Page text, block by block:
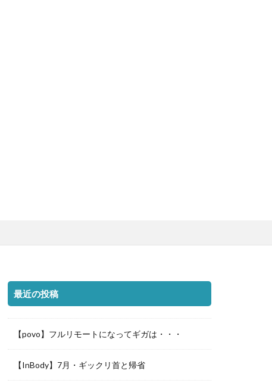
最近の投稿
【povo】フルリモートになってギガは・・・
【InBody】7月・ギックリ首と帰省